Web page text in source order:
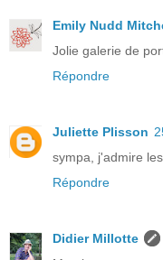
Emily Nudd
Jolie galerie de
Répondre
Juliette Plisson
sympa, j'admire
Répondre
Didier Millotte